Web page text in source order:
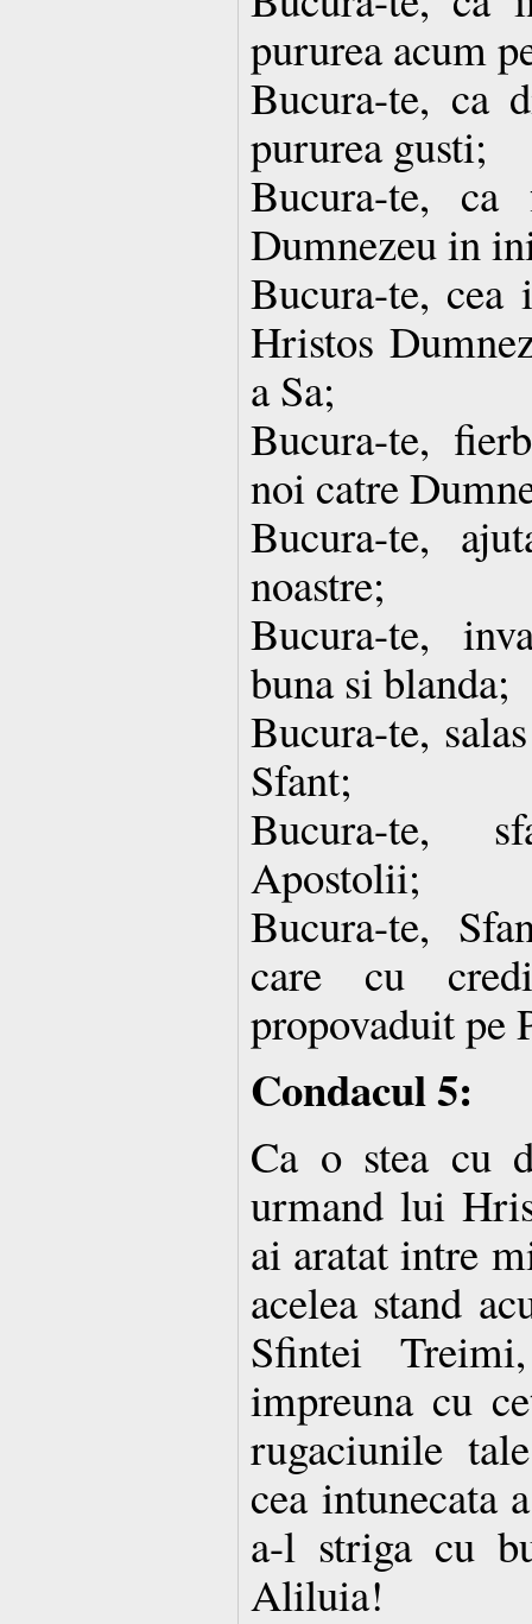
pururea acum
Bucura-te, ca
pururea gusti;
Bucura-te, ca
Dumnezeu in
Bucura-te, cea
Hristos
a Sa;
Bucura-te,
noi catre
Bucura-te,
noastre;
Bucura-te,
buna si blanda;
Bucura-te,
Sfant;
Bucura-te,
Apostolii;
Bucura-te,
care cu
propovaduit pe
Condacul 5:
Ca o stea cu
urmand lui
ai aratat intre
acelea stand
Sfintei
impreuna cu
rugaciunile
cea intunecata
a-l striga cu
Aliluia!